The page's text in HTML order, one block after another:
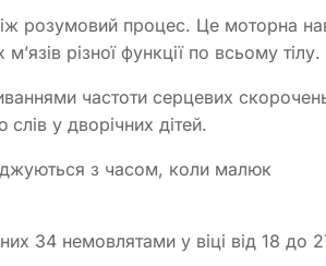
розумовий процес. Це моторна
різної функції по всьому тілу.
частоти серцевих
у дворічних дітей.
з часом, коли малюк
34 немовлятами у віці від 18 до